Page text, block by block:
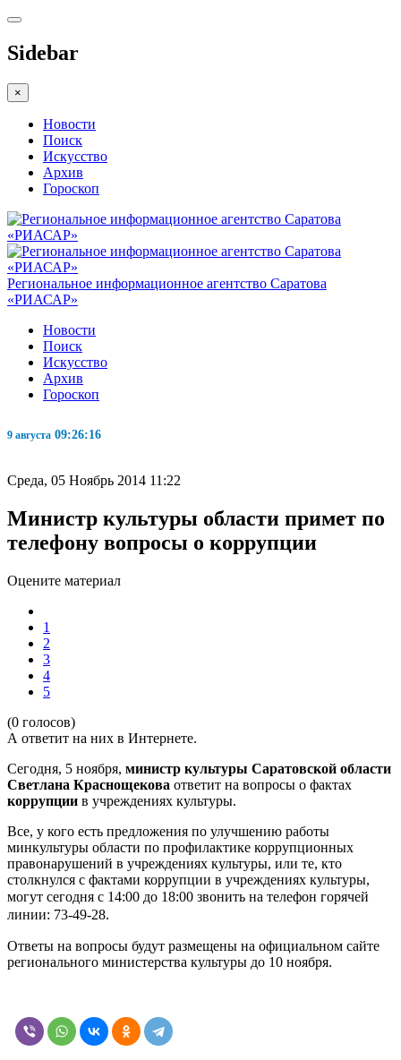
Sidebar
×
Новости
Поиск
Искусство
Архив
Гороскоп
Региональное информационное агентство Саратова
«РИАСАР»
Новости
Поиск
Искусство
Архив
Гороскоп
9 августа 09:26:16
Среда, 05 Ноябрь 2014 11:22
Министр культуры области примет по
телефону вопросы о коррупции
Оцените материал
1
2
3
4
5
(0 голосов)
А ответит на них в Интернете.
Сегодня, 5 ноября, министр культуры Саратовской области
Светлана Краснощекова ответит на вопросы о фактах
коррупции в учреждениях культуры.
Все, у кого есть предложения по улучшению работы
минкультуры области по профилактике коррупционных
правонарушений в учреждениях культуры, или те, кто
столкнулся с фактами коррупции в учреждениях культуры,
могут сегодня с 14:00 до 18:00 звонить на телефон горячей
линии: 73-49-28.
Ответы на вопросы будут размещены на официальном сайте
регионального министерства культуры до 10 ноября.